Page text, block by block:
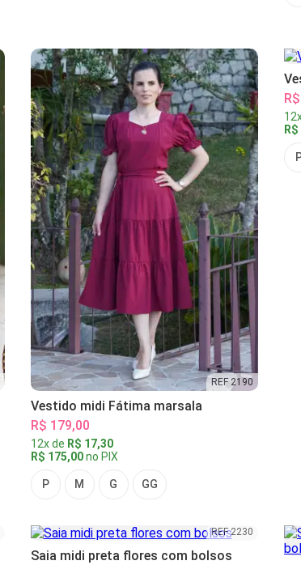
REF 2190
Vestido midi Fátima marsala
R$ 179,00
12x de R$ 17,30
R$ 175,00no PIX
P M G GG
REF 2230
Saia midi preta flores com bolsos